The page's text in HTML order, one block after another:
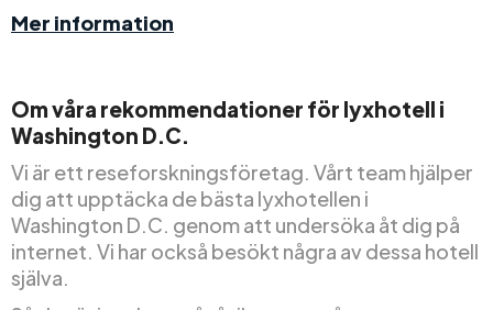
Mer information
Om våra rekommendationer för lyxhotell i
Washington D.C.
Vi är ett reseforskningsföretag. Vårt team hjälper
dig att upptäcka de bästa lyxhotellen i
Washington D.C. genom att undersöka åt dig på
internet. Vi har också besökt några av dessa hotell
själva.